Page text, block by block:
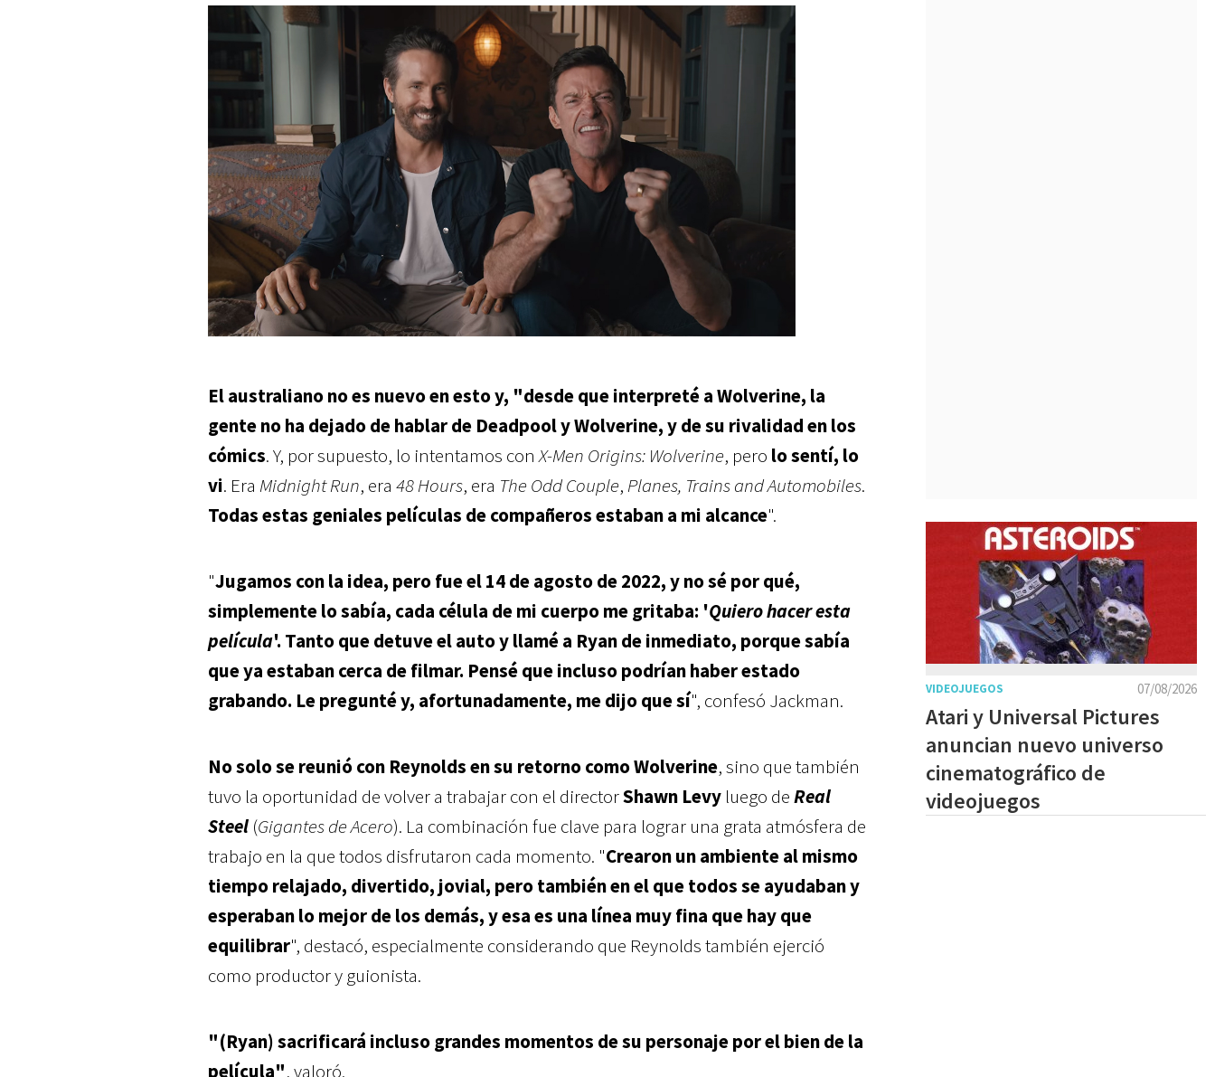
El australiano no es nuevo en esto y, "desde que interpreté a Wolverine, la
gente no ha dejado de hablar de Deadpool y Wolverine, y de su rivalidad en los
cómics. Y, por supuesto, lo intentamos conX-Men Origins: Wolverine, pero lo sentí, lo
vi. Era Midnight Run, era 48 Hours, era The Odd Couple, Planes, Trains and Automobiles.
Todas estas geniales películas de compañeros estaban a mi alcance".
"Jugamos con la idea, pero fue el 14 de agosto de 2022, y no sé por qué,
simplemente lo sabía, cada célula de mi cuerpo me gritaba: 'Quiero hacer esta
película'. Tanto que detuve el auto y llamé a Ryan de inmediato, porque sabía
que ya estaban cerca de filmar. Pensé que incluso podrían haber estado
grabando. Le pregunté y, afortunadamente, me dijo que sí", confesó Jackman.
No solo se reunió con Reynolds en su retorno como Wolverine, sino que también
tuvo la oportunidad de volver a trabajar con el directorShawn Levy luego deReal
Steel (Gigantes de Acero). La combinación fue clave para lograr una grata atmósfera de
trabajo en la que todos disfrutaron cada momento. "Crearon un ambiente al mismo
tiempo relajado, divertido, jovial, pero también en el que todos se ayudaban y
esperaban lo mejor de los demás, y esa es una línea muy fina que hay que
equilibrar", destacó, especialmente considerando que Reynolds también ejerció
como productor y guionista.
"(Ryan) sacrificará incluso grandes momentos de su personaje por el bien de la
película", valoró.
07/08/2026
VIDEOJUEGOS
Atari y Universal Pictures
anuncian nuevo universo
cinematográfico de
videojuegos